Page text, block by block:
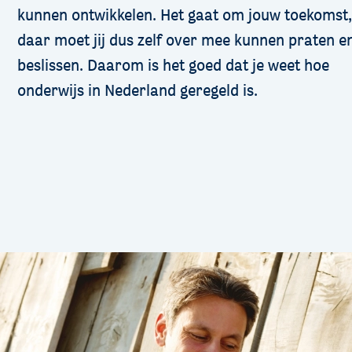
kunnen ontwikkelen. Het gaat om jouw
daar moet jij dus zelf over mee kunnen praten
beslissen. Daarom is het goed dat je weet hoe
onderwijs in Nederland geregeld is.